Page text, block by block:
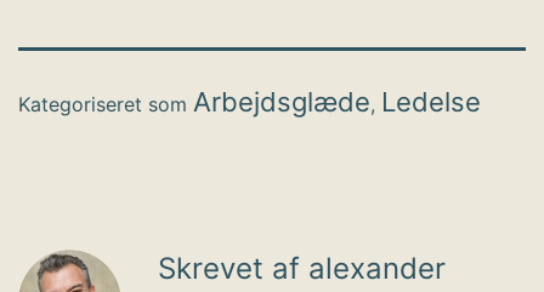
Kategoriseret som Arbejdsglæde, Ledelse
Skrevet af alexander